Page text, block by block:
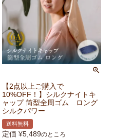
【2点以上ご購入で
10%OFF！】シルクナイトキ
ャップ 筒型全周ゴム ロング
シルクパワー
送料無料
定価 ¥5,489のところ